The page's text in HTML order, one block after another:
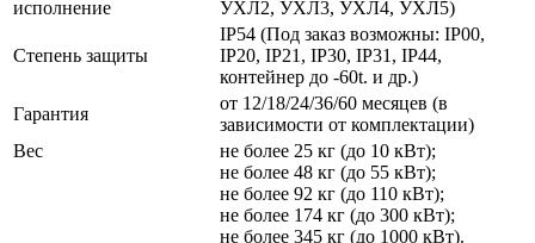
исполнение
УХЛ2, УХЛ3, УХЛ4, УХЛ5)
Степень защиты
IP54 (Под заказ возможны: IP00,
IP20, IP21, IP30, IP31, IP44,
контейнер до -60t. и др.)
Гарантия
от 12/18/24/36/60 месяцев (в
зависимости от комплектации)
Вес
не более 25 кг (до 10 кВт);
не более 48 кг (до 55 кВт);
не более 92 кг (до 110 кВт);
не более 174 кг (до 300 кВт);
не более 345 кг (до 1000 кВт).